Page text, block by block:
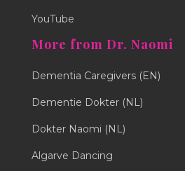
YouTube
More from Dr. Naomi
Dementia Caregivers (EN)
Dementie Dokter (NL)
Dokter Naomi (NL)
Algarve Dancing